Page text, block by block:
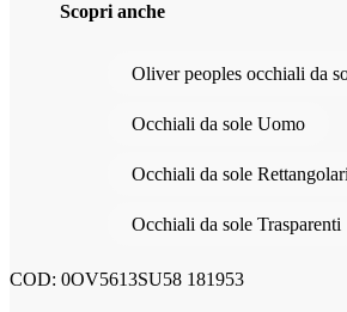
Scopri anche
Oliver peoples occhiali da
Occhiali da sole Uomo
Occhiali da sole Rettangolari
Occhiali da sole Trasparenti
COD: 0OV5613SU58 181953